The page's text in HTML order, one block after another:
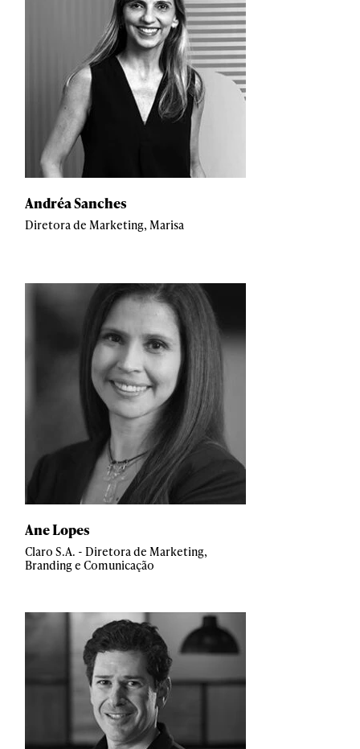
Andréa Sanches
Diretora de Marketing, Marisa
Ane Lopes
Claro S.A. - Diretora de Marketing,
Branding e Comunicação